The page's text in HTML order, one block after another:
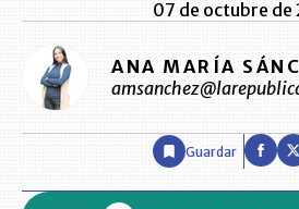
07 de octubre de
ANA MARÍA
Guardar